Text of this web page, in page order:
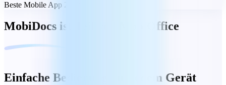
Beste Mobile App 2023
MobiDocs ist Teil von MobiOffice
Einfache Bedienung auf jedem Gerät